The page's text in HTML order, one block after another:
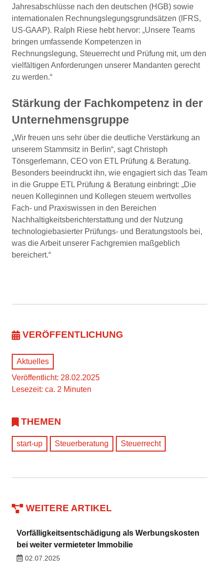
Jahresabschlüsse nach den deutschen (HGB) sowie
internationalen Rechnungslegungsgrundsätzen (IFRS,
US-GAAP). Ralph Riese hebt hervor: „Unsere Teams
bringen umfassende Kompetenzen in
Rechnungslegung, Steuerrecht und Prüfung mit, um den
vielfältigen Anforderungen unserer Mandanten gerecht
zu werden.“
Stärkung der Fachkompetenz in der
Unternehmensgruppe
„Wir freuen uns sehr über die deutliche Verstärkung an
unserem Stammsitz in Berlin“, sagt Christoph
Tönsgerlemann, CEO von ETL Prüfung & Beratung.
Besonders beeindruckt ihn, wie engagiert sich das Team
in die Gruppe ETL Prüfung & Beratung einbringt: „Die
neuen Kolleginnen und Kollegen steuern wertvolles
Fach- und Praxiswissen in den Bereichen
Nachhaltigkeitsberichterstattung und der Nutzung
technologiebasierter Prüfungs- und Beratungstools bei,
was die Arbeit unserer Fachgremien maßgeblich
bereichert.“
VERÖFFENTLICHUNG
Aktuelles
Veröffentlicht: 28.02.2025
Lesezeit: ca. 2 Minuten
THEMEN
start-up Steuerberatung Steuerrecht
WEITERE ARTIKEL
Vorfälligkeitsentschädigung als Werbungskosten
bei weiter vermieteter Immobilie
02.07.2025